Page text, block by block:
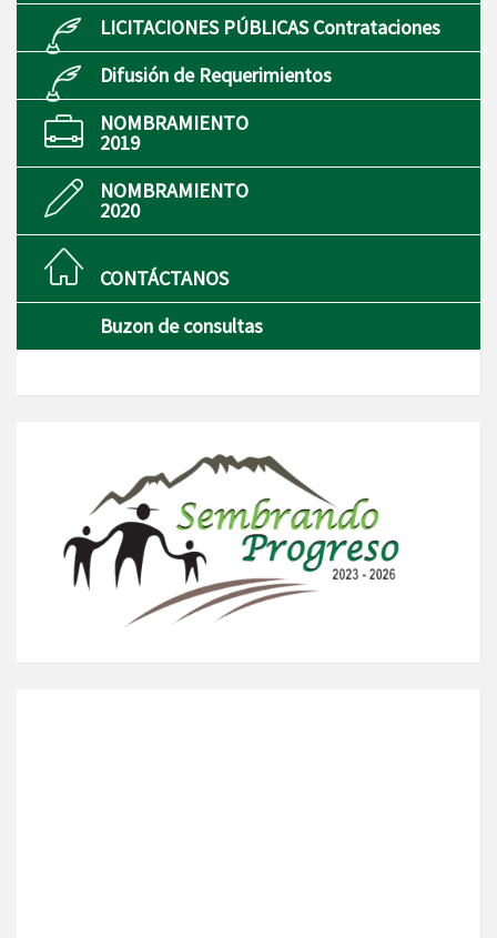
LICITACIONES PÚBLICAS Contrataciones
Difusión de Requerimientos
NOMBRAMIENTO
2019
NOMBRAMIENTO
2020
CONTÁCTANOS
Buzon de consultas